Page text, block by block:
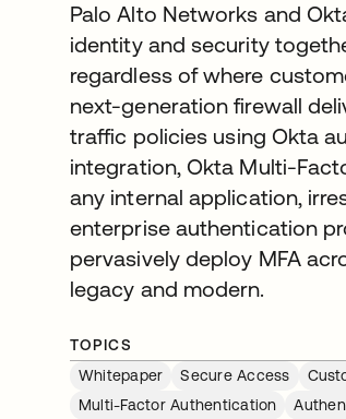
Palo Alto Networks and
identity and security
regardless of where
next-generation firewall
traffic policies using Okta
integration, Okta Multi-
any internal application,
enterprise authentication
pervasively deploy MFA
legacy and modern.
TOPICS
Whitepaper
Secure Access
Multi-Factor Authentication